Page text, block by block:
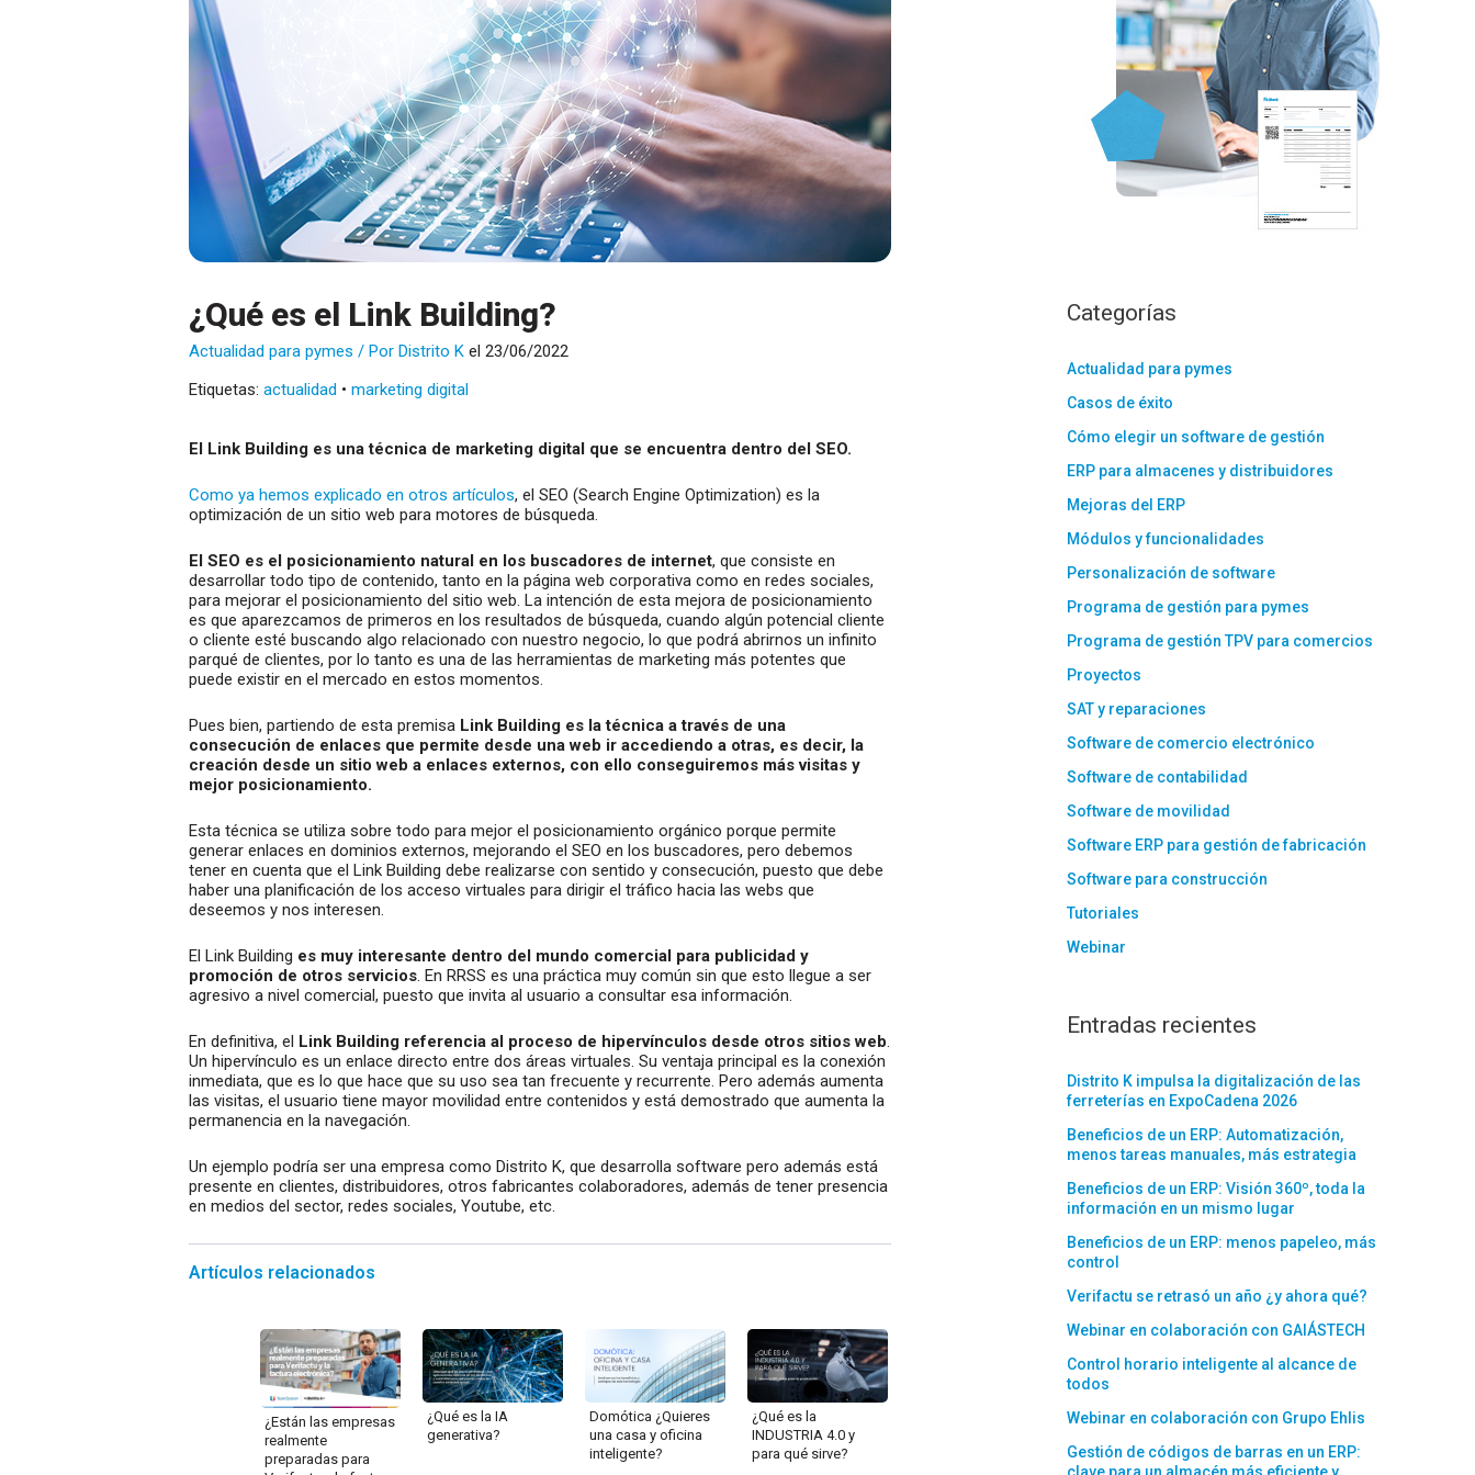
¿Qué es el Link Building?
Actualidad para pymes / PorDistrito K el 23/06/2022
Etiquetas:actualidad •marketing digital
El Link Building es una técnica de marketing digital que se encuentra dentro del SEO.
Como ya hemos explicado en otros artículos, el SEO (Search Engine Optimization) es la
optimización de un sitio web para motores de búsqueda.
El SEO es el posicionamiento natural en los buscadores de internet, que consiste en
desarrollar todo tipo de contenido, tanto en la página web corporativa como en redes sociales,
para mejorar el posicionamiento del sitio web. La intención de esta mejora de posicionamiento
es que aparezcamos de primeros en los resultados de búsqueda, cuando algún potencial cliente
o cliente esté buscando algo relacionado con nuestro negocio, lo que podrá abrirnos un infinito
parqué de clientes, por lo tanto es una de las herramientas de marketing más potentes que
puede existir en el mercado en estos momentos.
Pues bien, partiendo de esta premisa Link Building es la técnica a través de una
consecución de enlaces que permite desde una web ir accediendo a otras, es decir, la
creación desde un sitio web a enlaces externos, con ello conseguiremos más visitas y
mejor posicionamiento.
Esta técnica se utiliza sobre todo para mejor el posicionamiento orgánico porque permite
generar enlaces en dominios externos, mejorando el SEO en los buscadores, pero debemos
tener en cuenta que el Link Building debe realizarse con sentido y consecución, puesto que debe
haber una planificación de los acceso virtuales para dirigir el tráfico hacia las webs que
deseemos y nos interesen.
El Link Building es muy interesante dentro del mundo comercial para publicidad y
promoción de otros servicios. En RRSS es una práctica muy común sin que esto llegue a ser
agresivo a nivel comercial, puesto que invita al usuario a consultar esa información.
En definitiva, el Link Building referencia al proceso de hipervínculos desde otros sitios web.
Un hipervínculo es un enlace directo entre dos áreas virtuales. Su ventaja principal es la conexión
inmediata, que es lo que hace que su uso sea tan frecuente y recurrente. Pero además aumenta
las visitas, el usuario tiene mayor movilidad entre contenidos y está demostrado que aumenta la
permanencia en la navegación.
Un ejemplo podría ser una empresa como Distrito K, que desarrolla software pero además está
presente en clientes, distribuidores, otros fabricantes colaboradores, además de tener presencia
en medios del sector, redes sociales, Youtube, etc.
Artículos relacionados
¿Están las empresas
realmente
preparadas para
¿Qué es la IA
generativa?
Domótica ¿Quieres
una casa y oficina
inteligente?
¿Qué es la
INDUSTRIA 4.0 y
para qué sirve?
Categorías
Actualidad para pymes
Casos de éxito
Cómo elegir un software de gestión
ERP para almacenes y distribuidores
Mejoras del ERP
Módulos y funcionalidades
Personalización de software
Programa de gestión para pymes
Programa de gestión TPV para comercios
Proyectos
SAT y reparaciones
Software de comercio electrónico
Software de contabilidad
Software de movilidad
Software ERP para gestión de fabricación
Software para construcción
Tutoriales
Webinar
Entradas recientes
Distrito K impulsa la digitalización de las
ferreterías en ExpoCadena 2026
Beneficios de un ERP: Automatización,
menos tareas manuales, más estrategia
Beneficios de un ERP: Visión 360º, toda la
información en un mismo lugar
Beneficios de un ERP: menos papeleo, más
control
Verifactu se retrasó un año ¿y ahora qué?
Webinar en colaboración con GAIÁSTECH
Control horario inteligente al alcance de
todos
Webinar en colaboración con Grupo Ehlis
Gestión de códigos de barras en un ERP: